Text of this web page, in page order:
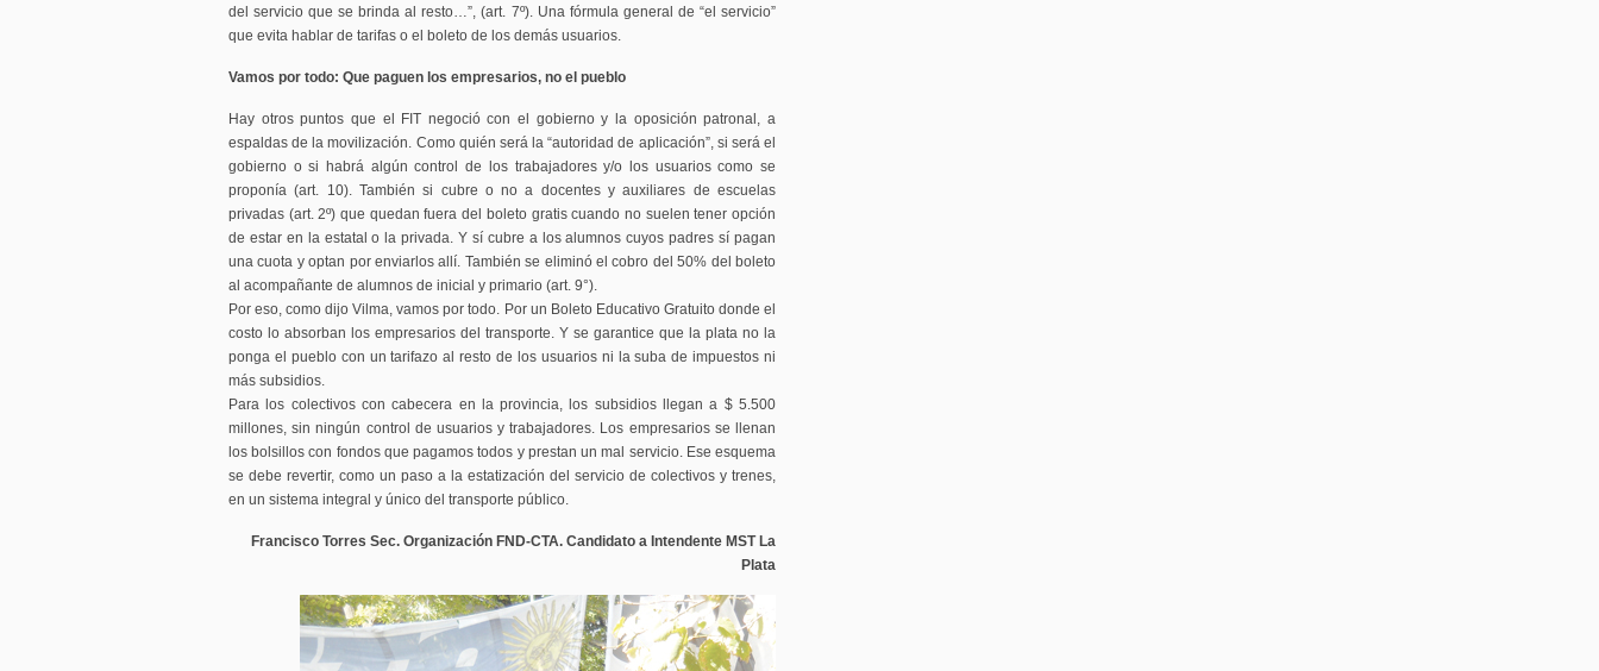
del servicio que se brinda al resto…”, (art. 7º). Una fórmula general de “el servicio”
que evita hablar de tarifas o el boleto de los demás usuarios.
Vamos por todo: Que paguen los empresarios, no el pueblo
Hay otros puntos que el FIT negoció con el gobierno y la oposición patronal, a
espaldas de la movilización. Como quién será la “autoridad de aplicación”, si será el
gobierno o si habrá algún control de los trabajadores y/o los usuarios como se
proponía (art. 10). También si cubre o no a docentes y auxiliares de escuelas
privadas (art. 2º) que quedan fuera del boleto gratis cuando no suelen tener opción
de estar en la estatal o la privada. Y sí cubre a los alumnos cuyos padres sí pagan
una cuota y optan por enviarlos allí. También se eliminó el cobro del 50% del boleto
al acompañante de alumnos de inicial y primario (art. 9°).
Por eso, como dijo Vilma, vamos por todo. Por un Boleto Educativo Gratuito donde el
costo lo absorban los empresarios del transporte. Y se garantice que la plata no la
ponga el pueblo con un tarifazo al resto de los usuarios ni la suba de impuestos ni
más subsidios.
Para los colectivos con cabecera en la provincia, los subsidios llegan a $ 5.500
millones, sin ningún control de usuarios y trabajadores. Los empresarios se llenan
los bolsillos con fondos que pagamos todos y prestan un mal servicio. Ese esquema
se debe revertir, como un paso a la estatización del servicio de colectivos y trenes,
en un sistema integral y único del transporte público.
Francisco Torres Sec. Organización FND-CTA. Candidato a Intendente MST La
Plata